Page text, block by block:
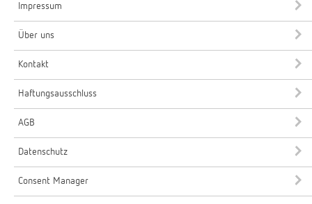
Impressum
Über uns
Kontakt
Haftungsausschluss
AGB
Datenschutz
Consent Manager